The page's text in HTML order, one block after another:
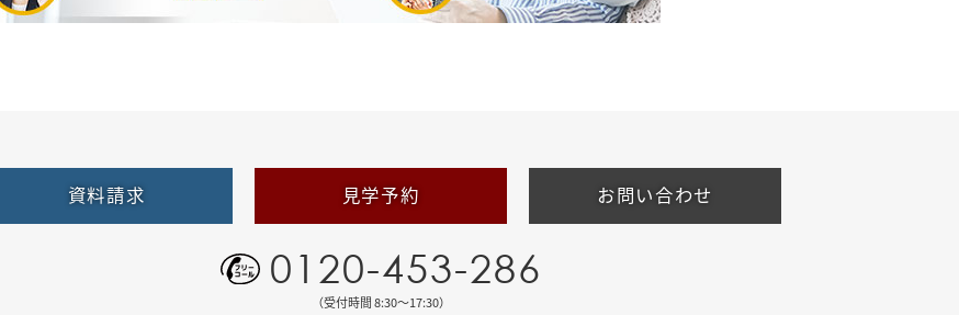
資料請求 見学予約 お問い合わせ
0120-453-286
（受付時間 8:30〜17:30）